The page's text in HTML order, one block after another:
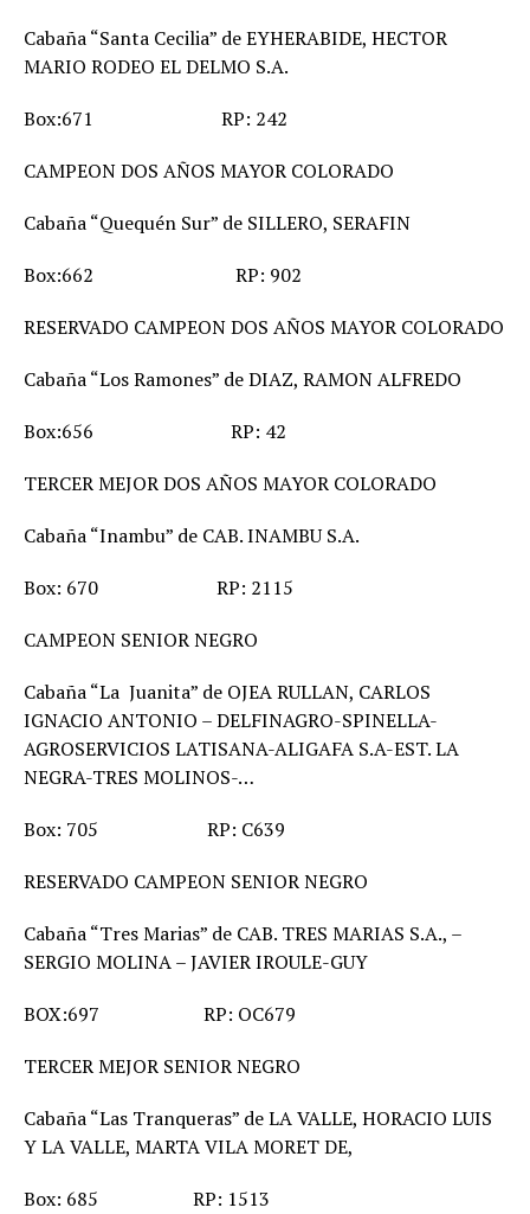
Cabaña “Santa Cecilia” de EYHERABIDE, HECTOR
MARIO RODEO EL DELMO S.A.
Box:671 RP: 242
CAMPEON DOS AÑOS MAYOR COLORADO
Cabaña “Quequén Sur” de SILLERO, SERAFIN
Box:662 RP: 902
RESERVADO CAMPEON DOS AÑOS MAYOR COLORADO
Cabaña “Los Ramones” de DIAZ, RAMON ALFREDO
Box:656 RP: 42
TERCER MEJOR DOS AÑOS MAYOR COLORADO
Cabaña “Inambu” de CAB. INAMBU S.A.
Box: 670 RP: 2115
CAMPEON SENIOR NEGRO
Cabaña “La Juanita” de OJEA RULLAN, CARLOS
IGNACIO ANTONIO – DELFINAGRO-SPINELLA-
AGROSERVICIOS LATISANA-ALIGAFA S.A-EST. LA
NEGRA-TRES MOLINOS-…
Box: 705 RP: C639
RESERVADO CAMPEON SENIOR NEGRO
Cabaña “Tres Marias” de CAB. TRES MARIAS S.A., –
SERGIO MOLINA – JAVIER IROULE-GUY
BOX:697 RP: OC679
TERCER MEJOR SENIOR NEGRO
Cabaña “Las Tranqueras” de LA VALLE, HORACIO LUIS
Y LA VALLE, MARTA VILA MORET DE,
Box: 685 RP: 1513